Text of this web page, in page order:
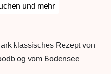
und mehr